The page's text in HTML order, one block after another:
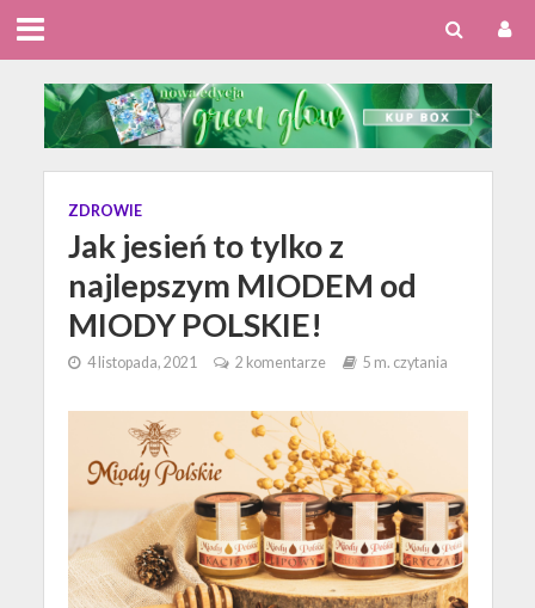
ZDROWIE
Jak jesień to tylko z
najlepszym MIODEM od
MIODY POLSKIE!
4 listopada, 2021 2 komentarze 5 m. czytania